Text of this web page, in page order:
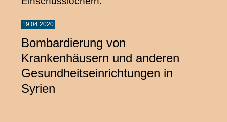
19.04.2020
Bombardierung von
Krankenhäusern und anderen
Gesundheitseinrichtungen in
Syrien